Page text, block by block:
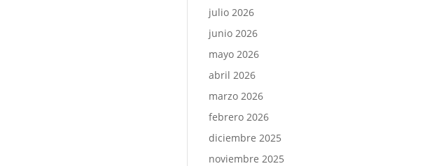
julio 2026
junio 2026
mayo 2026
abril 2026
marzo 2026
febrero 2026
diciembre 2025
noviembre 2025